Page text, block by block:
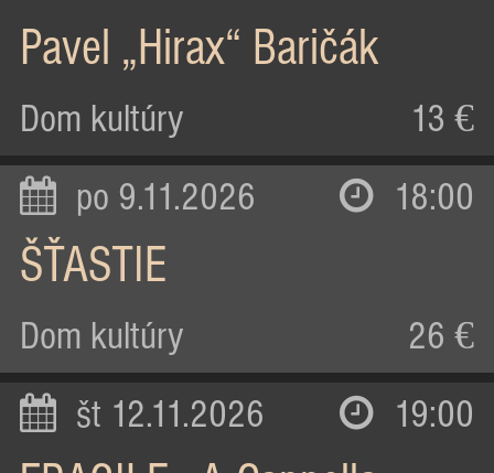
Pavel „Hirax“ Baričák
Dom kultúry 13 €
po 9.11.2026 18:00
ŠŤASTIE
Dom kultúry 26 €
št 12.11.2026 19:00